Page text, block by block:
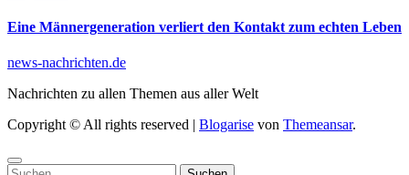
Eine Männergeneration verliert den Kontakt zum echten Leben
news-nachrichten.de
Nachrichten zu allen Themen aus aller Welt
Copyright © All rights reserved
Blogarise von Themeansar.
Suchen